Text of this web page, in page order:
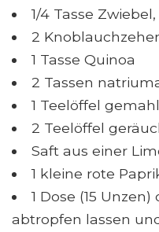
1/4 Tasse
2
1 Tasse Quinoa
2 Tassen
1 Teelöffel
2 Teelöffel
Saft aus einer
1 kleine rote
1 Dose (15
abtropfen lassen